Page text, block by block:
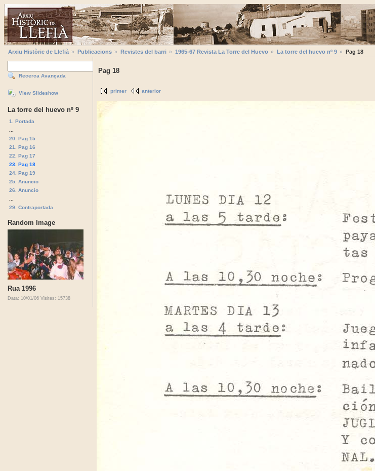
Arxiu Històric de Llefià Publicacions Revistes del barri 1965-67 Revista La Torre del Huevo La torre del huevo nº 9 Pag 18
Recerca Avançada
View Slideshow
La torre del huevo nº 9
1. Portada
20. Pag 15
21. Pag 16
22. Pag 17
23. Pag 18
24. Pag 19
25. Anuncio
26. Anuncio
29. Contraportada
Random Image
Rua 1996
Data: 10/01/06 Visites: 15738
Pag 18
primer anterior